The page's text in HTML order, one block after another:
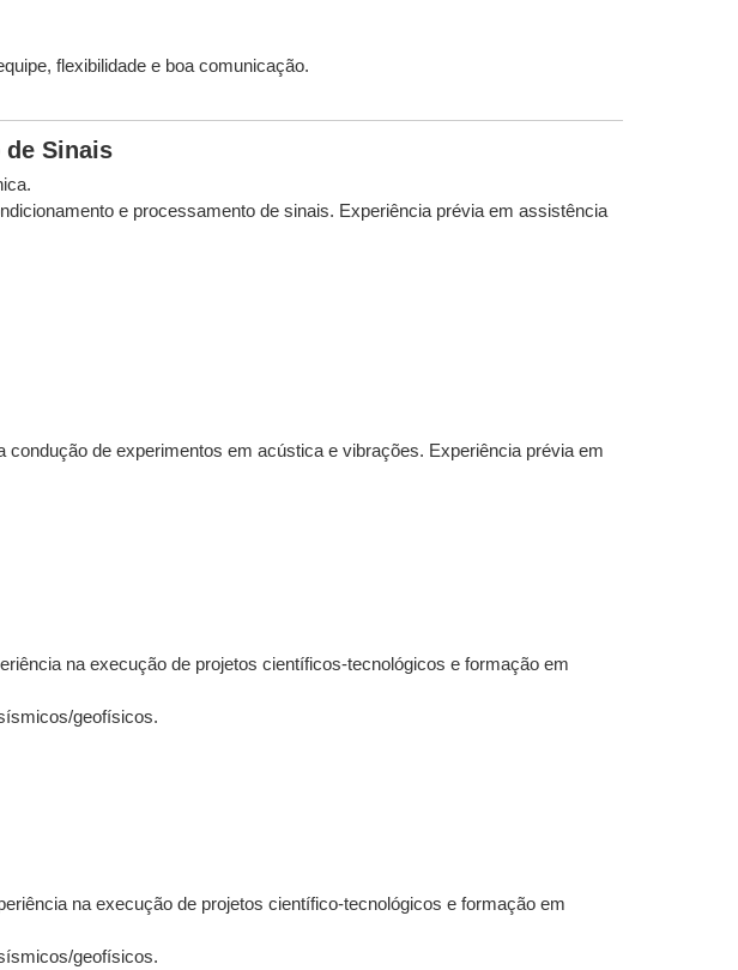
flexibilidade e boa comunicação.
de Sinais
e processamento de sinais. Experiência prévia em assistência
de experimentos em acústica e vibrações. Experiência prévia em
na execução de projetos científicos-tecnológicos e formação em
geofísicos.
na execução de projetos científico-tecnológicos e formação em
geofísicos.